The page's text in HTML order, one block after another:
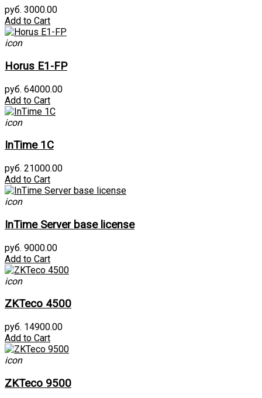
руб. 3000.00
Add to Cart
icon
Horus E1-FP
руб. 64000.00
Add to Cart
icon
InTime 1С
руб. 21000.00
Add to Cart
icon
InTime Server base license
руб. 9000.00
Add to Cart
icon
ZKTeco 4500
руб. 14900.00
Add to Cart
icon
ZKTeco 9500